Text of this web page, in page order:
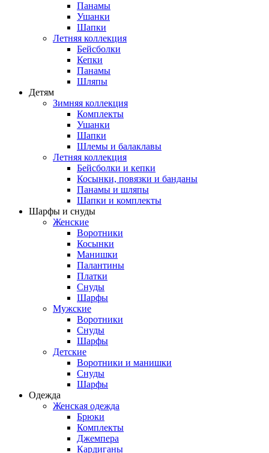
Панамы
Ушанки
Шапки
Летняя коллекция
Бейсболки
Кепки
Панамы
Шляпы
Детям
Зимняя коллекция
Комплекты
Ушанки
Шапки
Шлемы и балаклавы
Летняя коллекция
Бейсболки и кепки
Косынки, повязки и банданы
Панамы и шляпы
Шапки и комплекты
Шарфы и снуды
Женские
Воротники
Косынки
Манишки
Палантины
Платки
Снуды
Шарфы
Мужские
Воротники
Снуды
Шарфы
Детские
Воротники и манишки
Снуды
Шарфы
Одежда
Женская одежда
Брюки
Комплекты
Джемпера
Кардиганы